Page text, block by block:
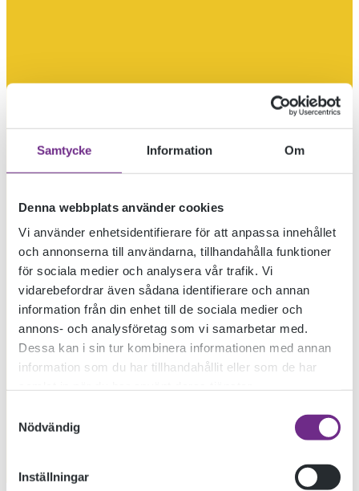
Samtycke Information Om
Denna webbplats använder cookies
Vi använder enhetsidentifierare för att anpassa innehållet
och annonserna till användarna, tillhandahålla funktioner
för sociala medier och analysera vår trafik. Vi
vidarebefordrar även sådana identifierare och annan
information från din enhet till de sociala medier och
annons- och analysföretag som vi samarbetar med.
Dessa kan i sin tur kombinera informationen med annan
information som du har tillhandahållit eller som de har
Nödvändig
Inställningar